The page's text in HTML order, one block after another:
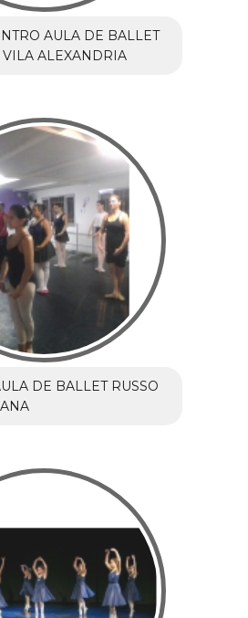
AULA DE BALLET
ALEXANDRIA
DE BALLET RUSSO